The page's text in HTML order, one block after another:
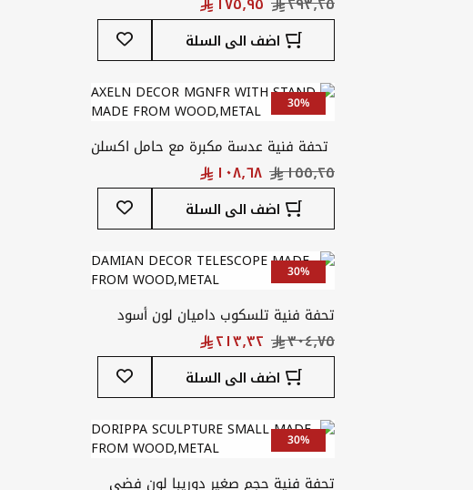
اضف الى السلة أضف
إلى
قائمة
المفضلة
30%
تحفة فنية عدسة مكبرة مع حامل اكسلن
اضف الى السلة أضف
إلى
قائمة
المفضلة
30%
تحفة فنية تلسكوب داميان لون أسود
اضف الى السلة أضف
إلى
قائمة
المفضلة
30%
تحفة فنية حجم صغير دوريبا لون فضي